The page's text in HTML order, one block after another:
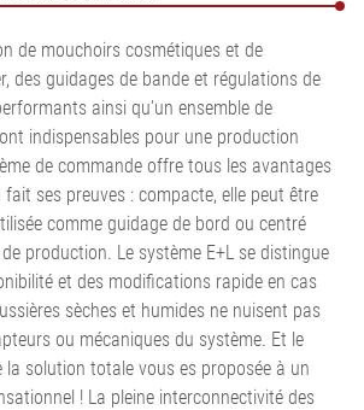
de mouchoirs cosmétiques et de
des guidages de bande et régulations de
ainsi qu'un ensemble de
indispensables pour une production
de commande offre tous les avantages
ses preuves : compacte, elle peut être
comme guidage de bord ou centré
production. Le système E+L se distingue
et des modifications rapide en cas
sèches et humides ne nuisent pas
ou mécaniques du système. Et le
la solution totale vous es proposée à un
! La pleine interconnectivité des